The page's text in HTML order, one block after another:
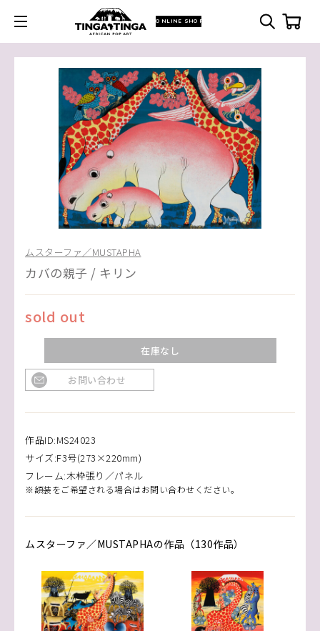
ONLINE SHOP
ムスターファ／MUSTAPHA
カバの親子 / キリン
sold out
在庫なし
お問い合わせ
作品ID:MS24023
サイズ:F3号(273×220mm)
フレーム:木枠張り／パネル
※額装をご希望される場合はお問い合わせください。
ムスターファ／MUSTAPHAの作品（130作品）